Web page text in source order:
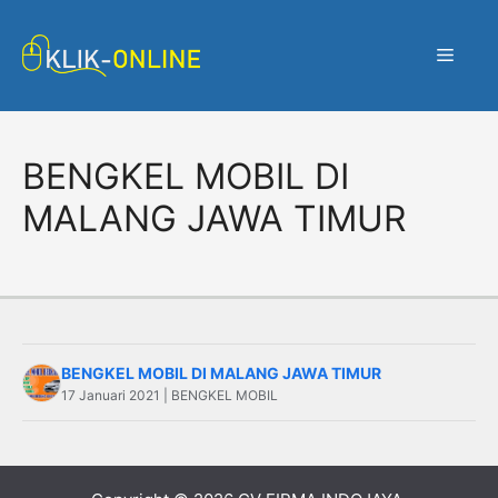
Menu
BENGKEL MOBIL DI
MALANG JAWA TIMUR
BENGKEL MOBIL DI MALANG JAWA TIMUR
17 Januari 2021 | BENGKEL MOBIL